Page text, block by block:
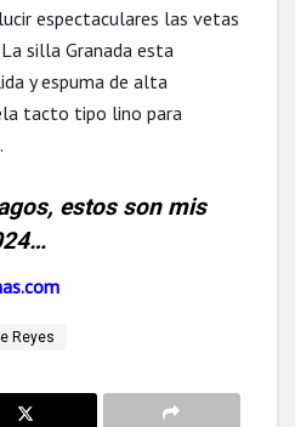
espectaculares las vetas
silla Granada esta
y espuma de alta
tacto tipo lino para
estos son mis
Reyes